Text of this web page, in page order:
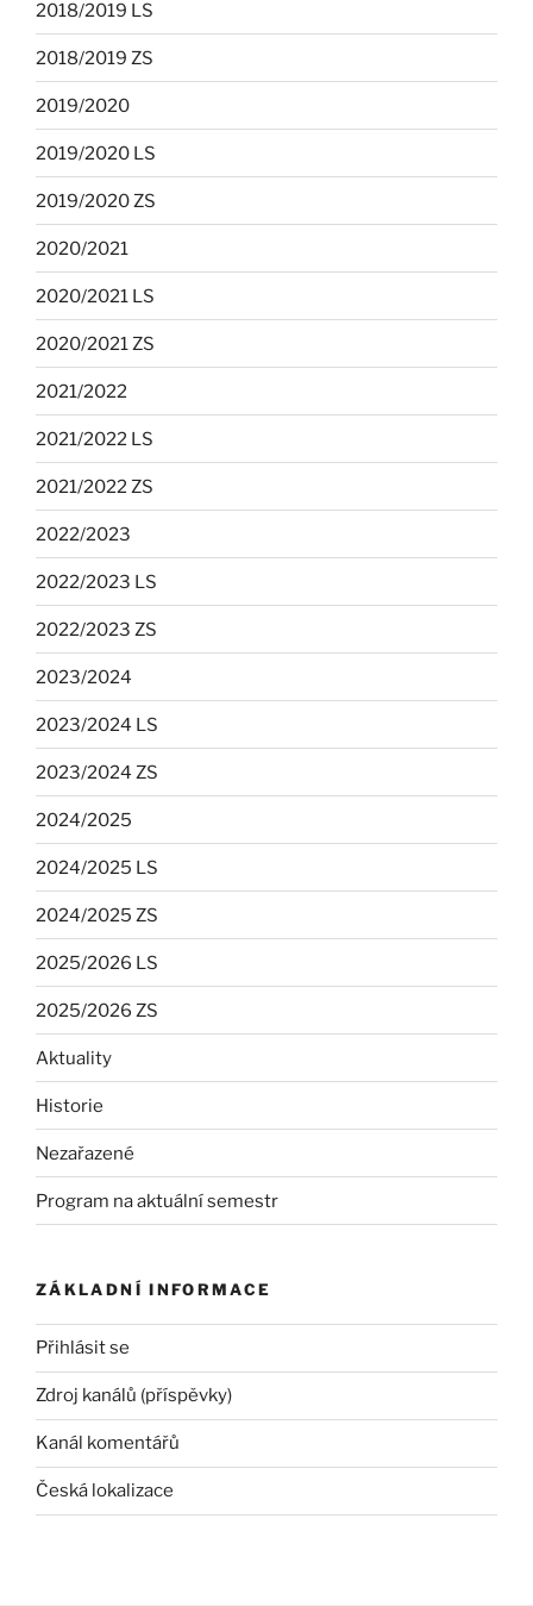
2018/2019 LS
2018/2019 ZS
2019/2020
2019/2020 LS
2019/2020 ZS
2020/2021
2020/2021 LS
2020/2021 ZS
2021/2022
2021/2022 LS
2021/2022 ZS
2022/2023
2022/2023 LS
2022/2023 ZS
2023/2024
2023/2024 LS
2023/2024 ZS
2024/2025
2024/2025 LS
2024/2025 ZS
2025/2026 LS
2025/2026 ZS
Aktuality
Historie
Nezařazené
Program na aktuální semestr
ZÁKLADNÍ INFORMACE
Přihlásit se
Zdroj kanálů (příspěvky)
Kanál komentářů
Česká lokalizace